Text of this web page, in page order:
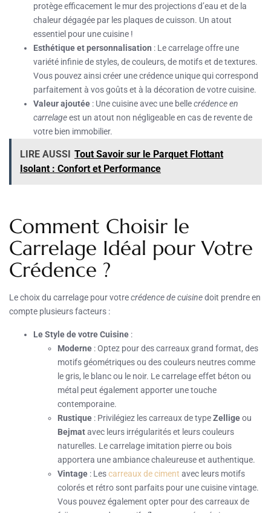
protège efficacement le mur des projections d’eau et de la
chaleur dégagée par les plaques de cuisson. Un atout
essentiel pour une cuisine !
Esthétique et personnalisation : Le carrelage offre une
variété infinie de styles, de couleurs, de motifs et de textures.
Vous pouvez ainsi créer une crédence unique qui correspond
parfaitement à vos goûts et à la décoration de votre cuisine.
Valeur ajoutée : Une cuisine avec une bellecrédence en
carrelageest un atout non négligeable en cas de revente de
votre bien immobilier.
LIRE AUSSI Tout Savoir sur le Parquet Flottant
Isolant : Confort et Performance
Comment Choisir le
Carrelage Idéal pour Votre
Crédence ?
Le choix du carrelage pour votrecrédence de cuisinedoit prendre en
compte plusieurs facteurs :
Le Style de votre Cuisine :
Moderne : Optez pour des carreaux grand format, des
motifs géométriques ou des couleurs neutres comme
le gris, le blanc ou le noir. Le carrelage effet béton ou
métal peut également apporter une touche
contemporaine.
Rustique : Privilégiez les carreaux de typeZelligeou
Bejmatavec leurs irrégularités et leurs couleurs
naturelles. Le carrelage imitation pierre ou bois
apportera une ambiance chaleureuse et authentique.
Vintage : Lescarreaux de ciment avec leurs motifs
colorés et rétro sont parfaits pour une cuisine vintage.
Vous pouvez également opter pour des carreaux de